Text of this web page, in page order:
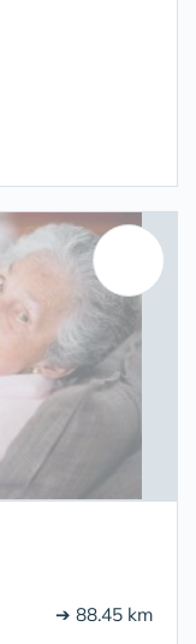
➔ 88.45 km